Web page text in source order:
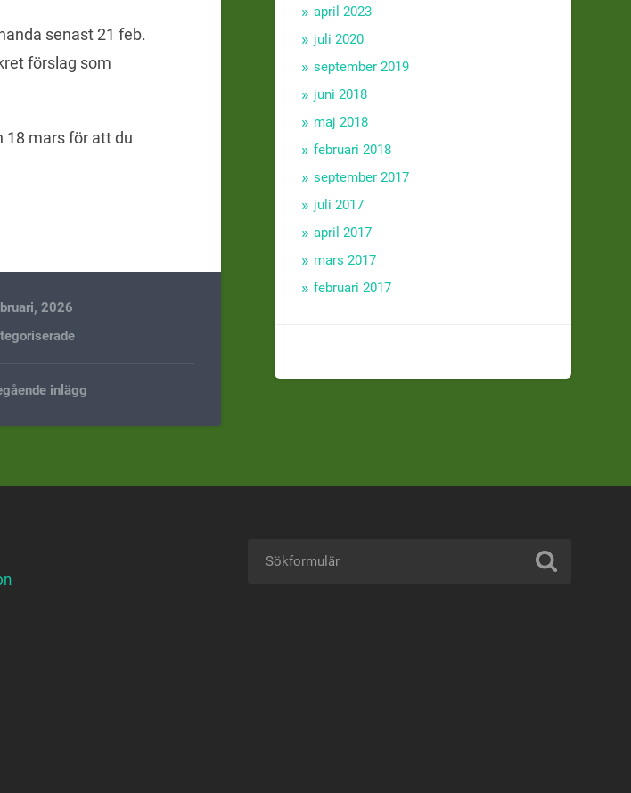
senast 21 feb.
förslag som
18 mars för att du
2026
inlägg
april 2023
juli 2020
september 2019
juni 2018
maj 2018
februari 2018
september 2017
juli 2017
april 2017
mars 2017
februari 2017